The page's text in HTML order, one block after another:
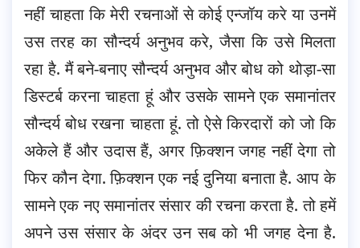
नहीं चाहता कि मेरी रचनाओं से कोई एन्जॉय करे या उनमें
उस तरह का सौन्दर्य अनुभव करे, जैसा कि उसे मिलता
रहा है. मैं बने-बनाए सौन्दर्य अनुभव और बोध को थोड़ा-सा
डिस्टर्ब करना चाहता हूं और उसके सामने एक समानांतर
सौन्दर्य बोध रखना चाहता हूं. तो ऐसे किरदारों को जो कि
अकेले हैं और उदास हैं, अगर फ़िक्शन जगह नहीं देगा तो
फिर कौन देगा. फ़िक्शन एक नई दुनिया बनाता है. आप के
सामने एक नए समानांतर संसार की रचना करता है. तो हमें
अपने उस संसार के अंदर उन सब को भी जगह देना है.